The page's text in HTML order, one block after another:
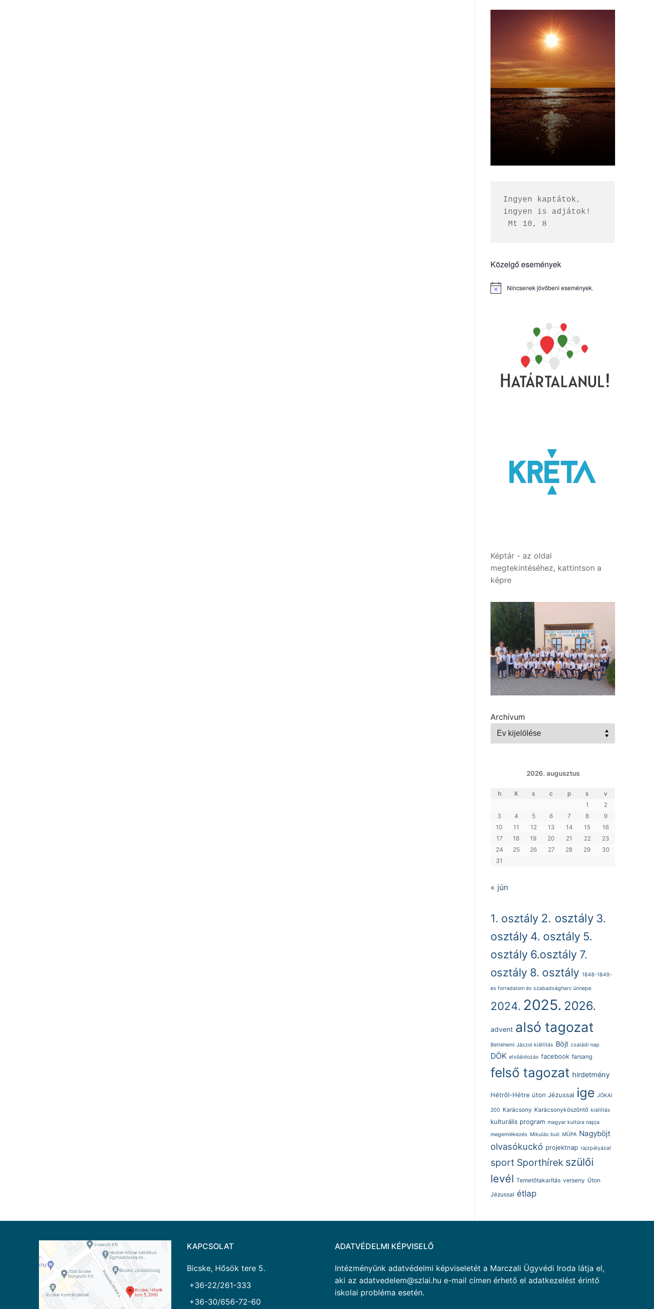
Ingyen kaptátok,
ingyen is adjátok!
Mt 10, 8
Közelgő események
Notice Nincsenek jövőbeni események.
Képtár - az oldal
megtekintéséhez, kattintson a
képre
Archívum
2026. augusztus
h K s c p s
v
1
2
3
4 5 6 7 8
9
10
11 12 13 14 15
16
17
18 19 20 21 22
23
24
25 26 27 28 29
30
31
« jún
1. osztály 2. osztály 3.
osztály 4. osztály 5.
osztály 6.osztály 7.
osztály 8. osztály 1848-1849-
es forradalom és szabadságharc ünnepe
2024. 2025. 2026.
advent alsó tagozat
Betlehemi Jászol kiállítás Böjt családi nap
DÖK elsőáldozás facebook farsang
felső tagozat hirdetmény
Hétről-Hétre úton Jézussal ige JÓKAI
200 Karácsony Karácsonyköszöntő kiállítás
kulturális program magyar kultúra napja
megemlékezés Mikulás buli MÜPA Nagyböjt
olvasókuckó projektnap rajzpályázat
sport Sporthírek szülői
levél Temetőtakarítás verseny Úton
Jézussal étlap
KAPCSOLAT
Bicske, Hősök tere 5.
+36-22/261-333
+36-30/656-72-60
ADATVÉDELMI KÉPVISELŐ
Intézményünk adatvédelmi képviseletét a Marczali Ügyvédi Iroda látja el,
aki az adatvedelem@szlai.hu e-mail címen érhető el adatkezelést érintő
iskolai probléma esetén.